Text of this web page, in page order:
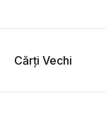
Cărți Vechi